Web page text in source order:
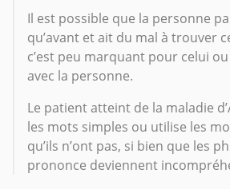
Il est possible que la personne
qu’avant et ait du mal à trouver
c’est peu marquant pour celui
avec la personne.
Le patient atteint de la maladie
les mots simples ou utilise les
qu’ils n’ont pas, si bien que les
prononce deviennent